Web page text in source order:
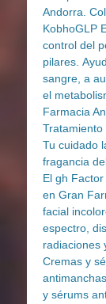
Andorra.
KobhoGLP
control del
pilares.
sangre, a
el
Farmacia
Tratamiento
Tu cuidado
fragancia
El gh
en Gran
facial
espectro,
radiaciones
Cremas y
y sérums